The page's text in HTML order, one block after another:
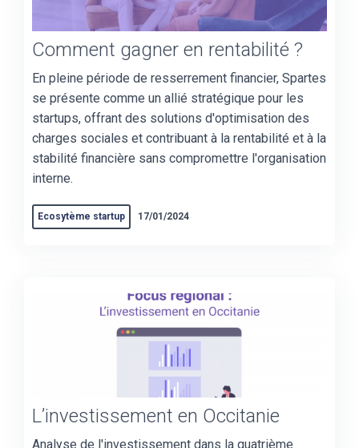
Comment gagner en rentabilité ?
En pleine période de resserrement financier, Spartes
se présente comme un allié stratégique pour les
startups, offrant des solutions d'optimisation des
charges sociales et contribuant à la rentabilité et à la
stabilité financière sans compromettre l'organisation
interne.
Ecosytème startup 17/01/2024
L’investissement en Occitanie
Analyse de l'investissement dans la quatrième